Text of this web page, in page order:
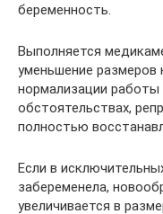
беременность.
Выполняется
уменьшение размеров
нормализации
обстоятельствах,
полностью
Если в
забеременела,
увеличивается в